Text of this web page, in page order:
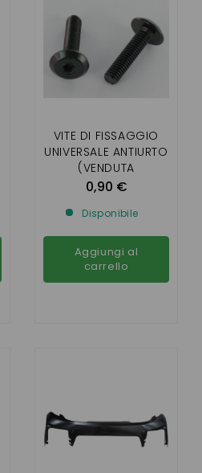
VITE DI FISSAGGIO
UNIVERSALE ANTIURTO
(VENDUTA
INDIVIDUALMENTE)
0,90 €
Disponibile
Aggiungi al
carrello